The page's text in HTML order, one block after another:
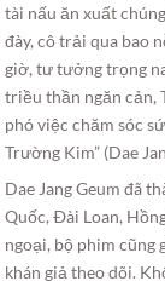
tài nấu ăn xuất
đày, cô trải qua bao
giờ, tư tưởng trọng
triều thần ngăn cản,
phó việc chăm sóc
Trường Kim” (Dae
Dae Jang Geum đã
Quốc, Ðài Loan,
ngoại, bộ phim cũng
khán giả theo dõi.